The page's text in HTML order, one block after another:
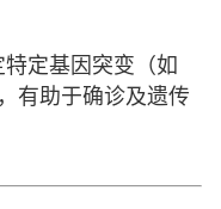
定基因突变（如
有助于确诊及遗传